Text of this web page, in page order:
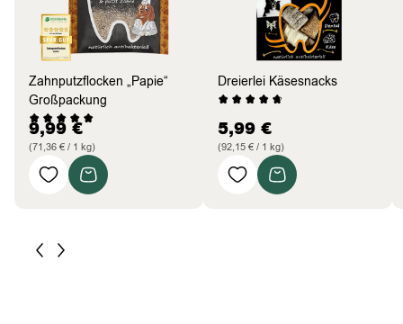
Zahnputzflocken „Papie“
Großpackung
9,99€
(71,36 € / 1 kg)
Dreierlei Käsesnacks
5,99 €
(92,15 € / 1 kg)